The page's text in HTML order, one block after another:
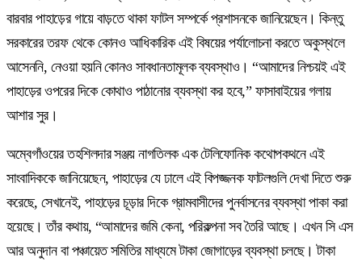
বারবার পাহাড়ের গায়ে বাড়তে থাকা ফাটল সম্পর্কে প্রশাসনকে জানিয়েছেন। কিন্তু
সরকারের তরফ থেকে কোনও আধিকারিক এই বিষয়ের পর্যালোচনা করতে অকুস্থলে
আসেননি, নেওয়া হয়নি কোনও সাবধানতামূলক ব্যবস্থাও। “আমাদের নিশ্চয়ই এই
পাহাড়ের ওপরের দিকে কোথাও পাঠানোর ব্যবস্থা কর হবে,” ফাসাবাইয়ের গলায়
আশার সুর।
অম্বেগাঁওয়ের তহশিলদার সঞ্জয় নাগতিলক এক টেলিফোনিক কথোপকথনে এই
সাংবাদিককে জানিয়েছেন, পাহাড়ের যে ঢালে এই বিপজ্জনক ফাটলগুলি দেখা দিতে শুরু
করেছে, সেখানেই, পাহাড়ের চূড়ার দিকে গ্রামবাসীদের পুনর্বাসনের ব্যবস্থা পাকা করা
হয়েছে। তাঁর কথায়, “আমাদের জমি কেনা, পরিকল্পনা সব তৈরি আছে। এখন সি এস
আর অনুদান বা পঞ্চায়েত সমিতির মাধ্যমে টাকা জোগাড়ের ব্যবস্থা চলছে। টাকা